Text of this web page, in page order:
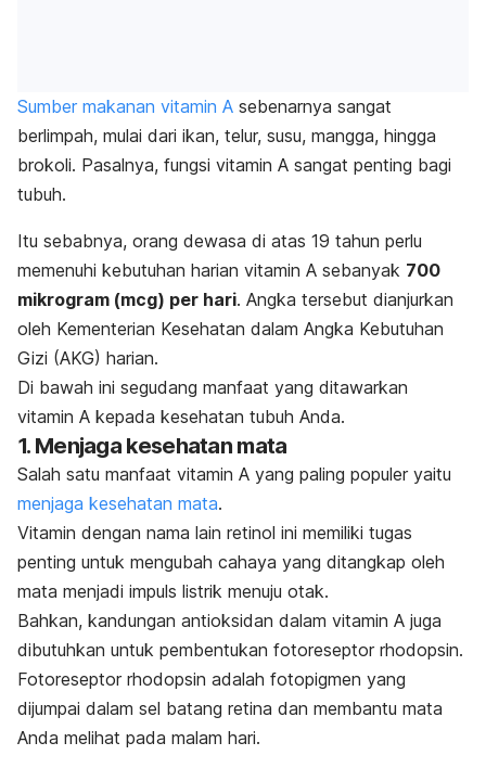
Sumber makanan vitamin A sebenarnya sangat
berlimpah, mulai dari ikan, telur, susu, mangga, hingga
brokoli. Pasalnya, fungsi vitamin A sangat penting bagi
tubuh.
Itu sebabnya, orang dewasa di atas 19 tahun perlu
memenuhi kebutuhan harian vitamin A sebanyak 700
mikrogram (mcg) per hari. Angka tersebut dianjurkan
oleh Kementerian Kesehatan dalam Angka Kebutuhan
Gizi (AKG) harian.
Di bawah ini segudang manfaat yang ditawarkan
vitamin A kepada kesehatan tubuh Anda.
1. Menjaga kesehatan mata
Salah satu manfaat vitamin A yang paling populer yaitu
menjaga kesehatan mata.
Vitamin dengan nama lain retinol ini memiliki tugas
penting untuk mengubah cahaya yang ditangkap oleh
mata menjadi impuls listrik menuju otak.
Bahkan, kandungan antioksidan dalam vitamin A juga
dibutuhkan untuk pembentukan fotoreseptor rhodopsin.
Fotoreseptor rhodopsin adalah fotopigmen yang
dijumpai dalam sel batang retina dan membantu mata
Anda melihat pada malam hari.